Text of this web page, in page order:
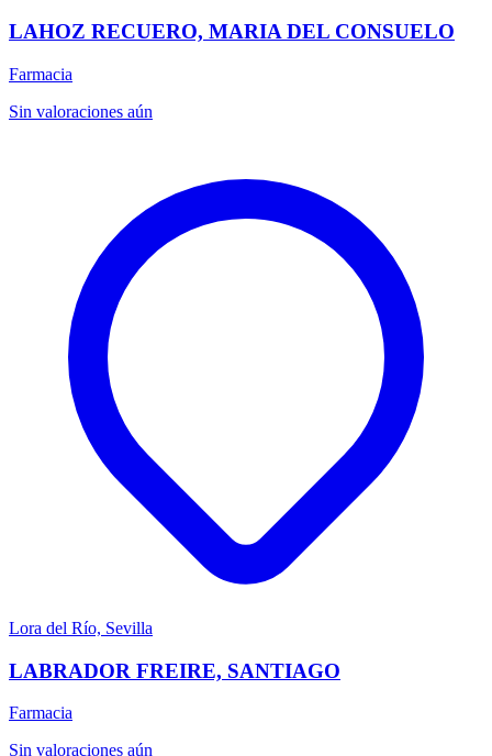
LAHOZ RECUERO, MARIA DEL CONSUELO
Farmacia
Sin valoraciones aún
Lora del Río, Sevilla
LABRADOR FREIRE, SANTIAGO
Farmacia
Sin valoraciones aún